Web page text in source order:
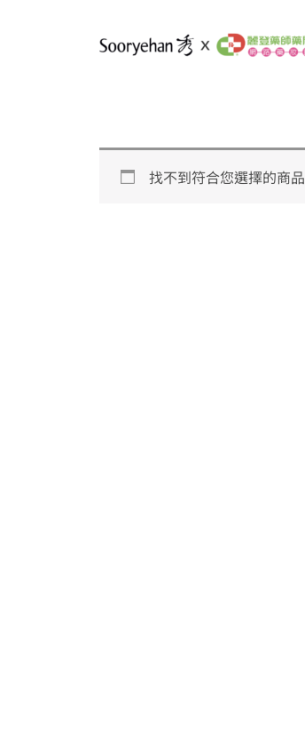
找不到符合您選擇的商品